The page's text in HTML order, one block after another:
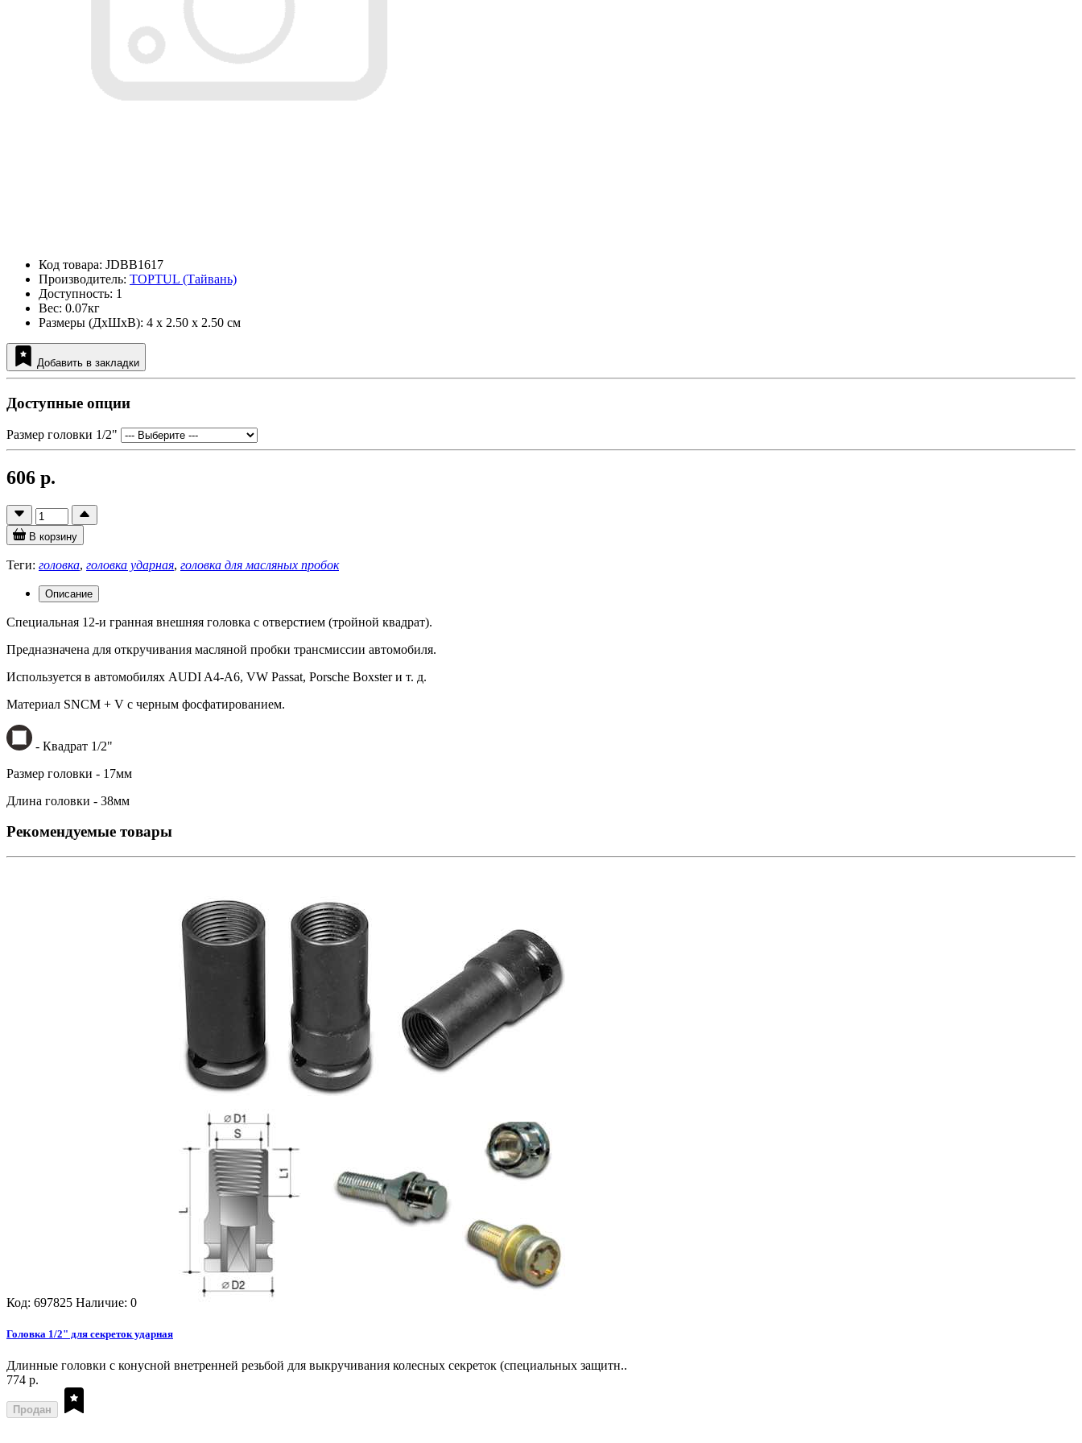
Код товара: JDBB1617
Производитель: TOPTUL (Тайвань)
Доступность: 1
Вес: 0.07кг
Размеры (ДxШxВ): 4 x 2.50 x 2.50 см
Добавить в закладки
Доступные опции
Размер головки 1/2"
606 р.
В корзину
Теги: головка, головка ударная, головка для масляных пробок
Описание
Специальная 12-и гранная внешняя головка с отверстием (тройной квадрат).
Предназначена для откручивания масляной пробки трансмиссии автомобиля.
Используется в автомобилях AUDI A4-A6, VW Passat, Porsche Boxster и т. д.
Материал SNCM + V с черным фосфатированием.
- Квадрат 1/2"
Размер головки - 17мм
Длина головки - 38мм
Рекомендуемые товары
Код: 697825 Наличие: 0
Головка 1/2" для секреток ударная
Длинные головки с конусной внетренней резьбой для выкручивания колесных секреток (специальных защитн..
774 р.
Продан